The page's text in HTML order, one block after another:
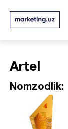
Artel
Nomzodlik: